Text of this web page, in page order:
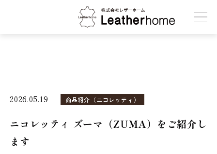
株式会社レザーホーム
2026.05.19 商品紹介（ニコレッティ）
ニコレッティ ズーマ（ZUMA）をご紹介し
ます